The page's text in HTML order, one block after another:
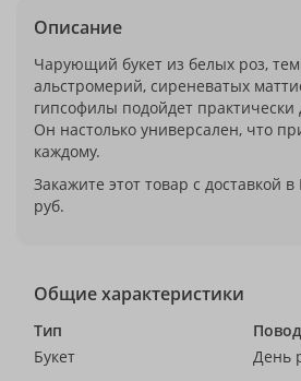
Описание
Чарующий букет из белых роз,
альстромерий, сиреневатых
гипсофилы подойдет практически
Он настолько универсален, что
каждому.
Закажите этот товар с доставкой
руб.
Общие характеристики
Тип
Букет
Повод
День